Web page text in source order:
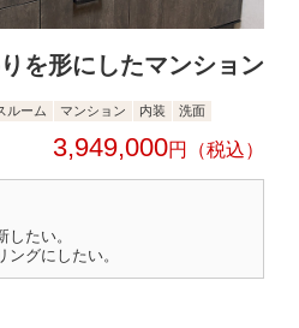
を形にしたマンション
ルーム マンション 内装 洗面
3,949,000円
たい。
グにしたい。